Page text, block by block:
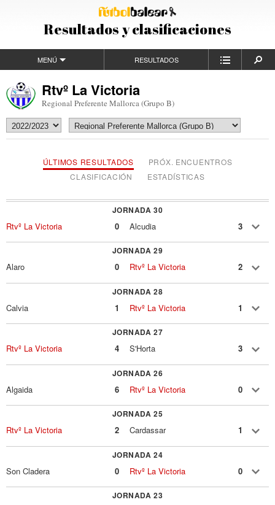
Resultados y clasificaciones
MENÚ RESULTADOS
Rtvº La Victoria
Regional Preferente Mallorca (Grupo B)
ÚLTIMOS RESULTADOS
PRÓX. ENCUENTROS
CLASIFICACIÓN
ESTADÍSTICAS
JORNADA 30
Rtvº La Victoria 0 Alcudia 3
JORNADA 29
Alaro 0 Rtvº La Victoria 2
JORNADA 28
Calvia 1 Rtvº La Victoria 1
JORNADA 27
Rtvº La Victoria 4 S'Horta 3
JORNADA 26
Algaida 6 Rtvº La Victoria 0
JORNADA 25
Rtvº La Victoria 2 Cardassar 1
JORNADA 24
Son Cladera 0 Rtvº La Victoria 0
JORNADA 23